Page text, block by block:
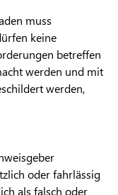
muss
keine
betreffen
werden und mit
werden,
oder fahrlässig
als falsch oder